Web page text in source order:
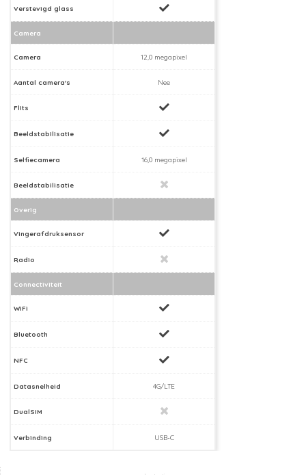
Verstevigd glass
Camera
Camera 12,0 megapixel
Aantal camera's Nee
Flits
Beeldstabilisatie
Selfiecamera 16,0 megapixel
Beeldstabilisatie
Overig
Vingerafdruksensor
Radio
Connectiviteit
WiFi
Bluetooth
NFC
Datasnelheid 4G/LTE
DualSIM
Verbinding USB-C